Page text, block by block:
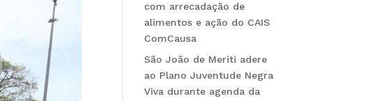
com arrecadação de
alimentos e ação do CAIS
ComCausa
São João de Meriti adere
ao Plano Juventude Negra
Viva durante agenda da